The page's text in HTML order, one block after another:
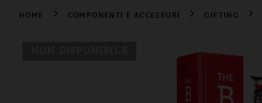
HOME COMPONENTI E ACCESSORI GIFTING